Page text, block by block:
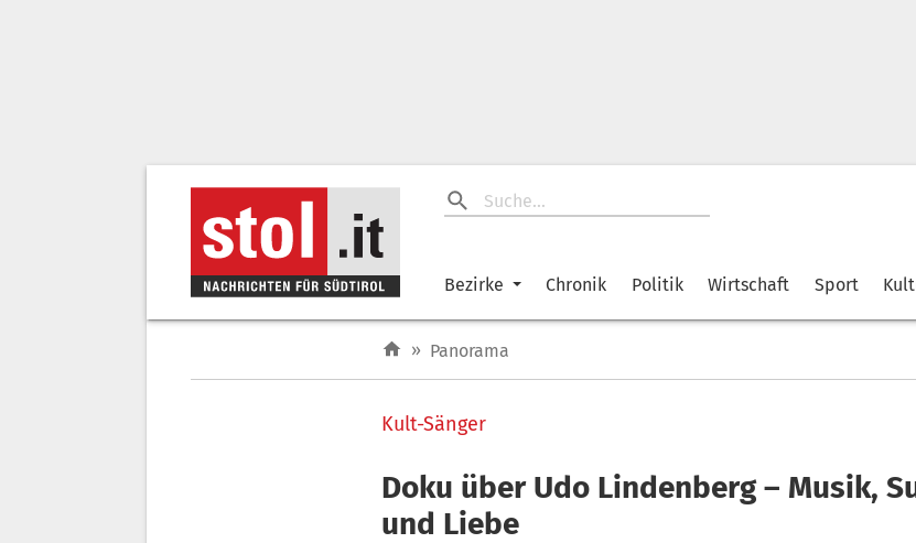
Bezirke Chronik Politik Wirtschaft Sport
» Panorama
Kult-Sänger
Doku über Udo Lindenberg – Musik,
und Liebe